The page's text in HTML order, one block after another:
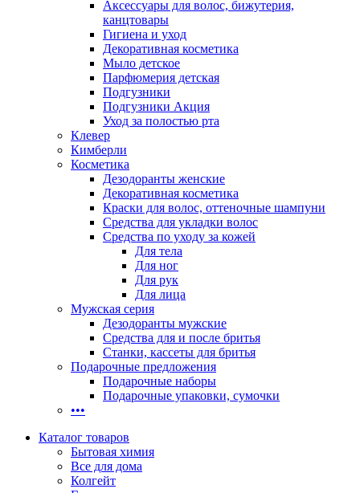
Аксессуары для волос, бижутерия,
канцтовары
Гигиена и уход
Декоративная косметика
Мыло детское
Парфюмерия детская
Подгузники
Подгузники Акция
Уход за полостью рта
Клевер
Кимберли
Косметика
Дезодоранты женские
Декоративная косметика
Краски для волос, оттеночные шампуни
Средства для укладки волос
Средства по уходу за кожей
Для тела
Для ног
Для рук
Для лица
Мужская серия
Дезодоранты мужские
Средства для и после бритья
Станки, кассеты для бритья
Подарочные предложения
Подарочные наборы
Подарочные упаковки, сумочки
•••
Каталог товаров
Бытовая химия
Все для дома
Колгейт